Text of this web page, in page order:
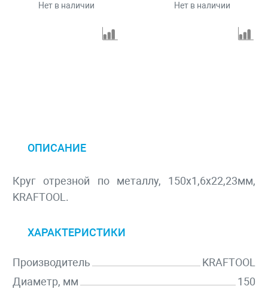
Нет в наличии Нет в наличии
ОПИСАНИЕ
Круг отрезной по металлу, 150x1,6x22,23мм,
KRAFTOOL.
ХАРАКТЕРИСТИКИ
Производитель
KRAFTOOL
Диаметр, мм
150